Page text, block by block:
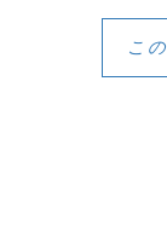
こ